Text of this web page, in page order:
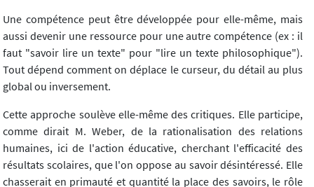
Une compétence peut être développée pour elle-même, mais
aussi devenir une ressource pour une autre compétence (ex : il
faut "savoir lire un texte" pour "lire un texte philosophique").
Tout dépend comment on déplace le curseur, du détail au plus
global ou inversement.
Cette approche soulève elle-même des critiques. Elle participe,
comme dirait M. Weber, de la rationalisation des relations
humaines, ici de l'action éducative, cherchant l'efficacité des
résultats scolaires, que l'on oppose au savoir désintéressé. Elle
chasserait en primauté et quantité la place des savoirs, le rôle